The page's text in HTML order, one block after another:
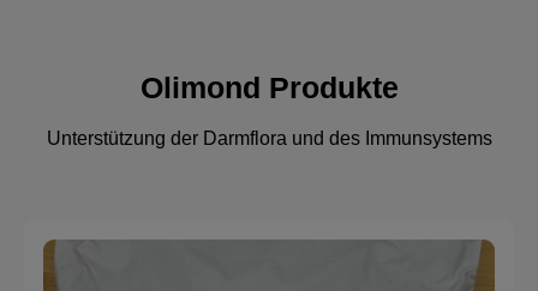
Olimond Produkte
Unterstützung der Darmflora und des Immunsystems